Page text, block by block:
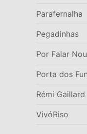
Parafernalha
Pegadinhas
Por Falar
Porta dos
Rémi Gaillard
VivóRiso